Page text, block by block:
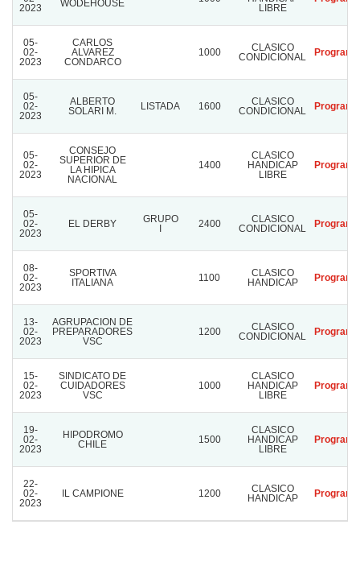
2023
WODEHOUSE
LIBRE
05-
02-
2023
CARLOS
ALVAREZ
CONDARCO
1000
CLASICO
CONDICIONAL
Programa
05-
02-
2023
ALBERTO
SOLARI M.
LISTADA 1600
CLASICO
CONDICIONAL
Programa
05-
02-
2023
CONSEJO
SUPERIOR DE
LA HIPICA
NACIONAL
1400
CLASICO
HANDICAP
LIBRE
Programa
05-
02-
2023
EL DERBY
GRUPO
I
2400
CLASICO
CONDICIONAL
Programa
08-
02-
2023
SPORTIVA
ITALIANA
1100
CLASICO
HANDICAP
Programa
13-
02-
2023
AGRUPACION DE
PREPARADORES
VSC
1200
CLASICO
CONDICIONAL
Programa
15-
02-
2023
SINDICATO DE
CUIDADORES
VSC
1000
CLASICO
HANDICAP
LIBRE
Programa
19-
02-
2023
HIPODROMO
CHILE
1500
CLASICO
HANDICAP
LIBRE
Programa
22-
02-
2023
IL CAMPIONE 1200
CLASICO
HANDICAP
Programa